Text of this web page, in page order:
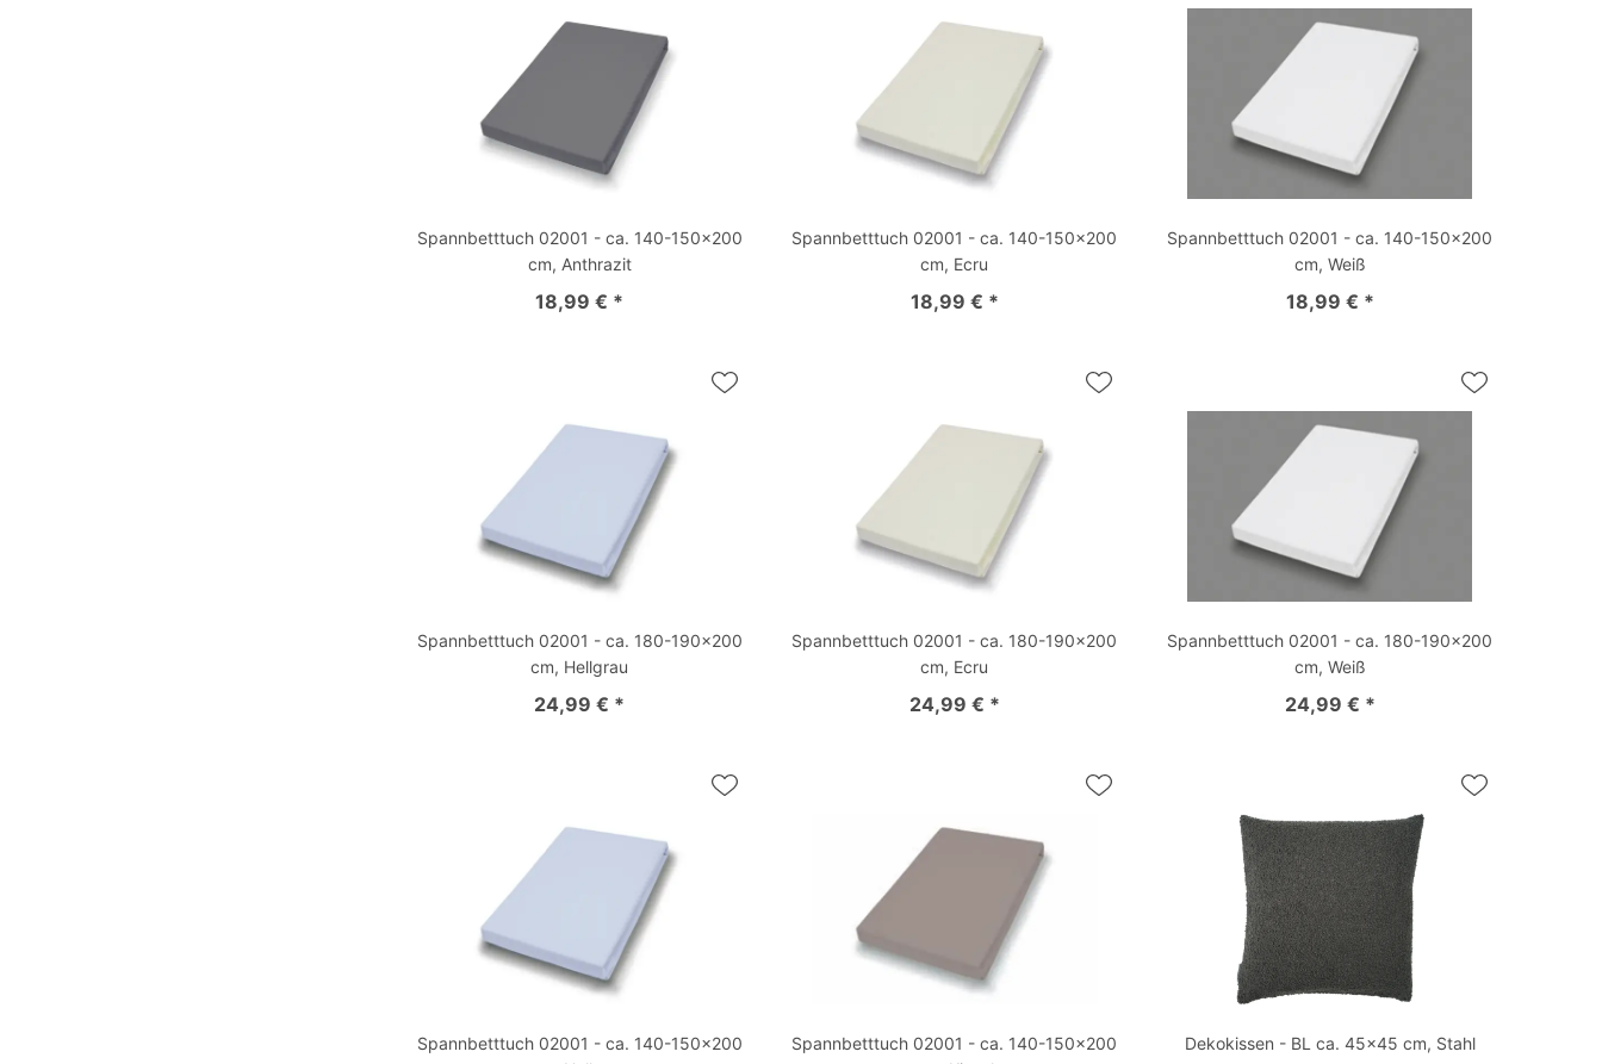
Spannbetttuch 02001 - ca. 140-150x200
cm, Anthrazit
18,99 € *
Spannbetttuch 02001 - ca. 140-150x200
cm, Ecru
18,99 € *
Spannbetttuch 02001 - ca. 140-150x200
cm, Weiß
18,99 € *
Spannbetttuch 02001 - ca. 180-190x200
cm, Hellgrau
24,99 € *
Spannbetttuch 02001 - ca. 180-190x200
cm, Ecru
24,99 € *
Spannbetttuch 02001 - ca. 180-190x200
cm, Weiß
24,99 € *
Spannbetttuch 02001 - ca. 140-150x200
Spannbetttuch 02001 - ca. 140-150x200
Dekokissen - BL ca. 45x45 cm, Stahl